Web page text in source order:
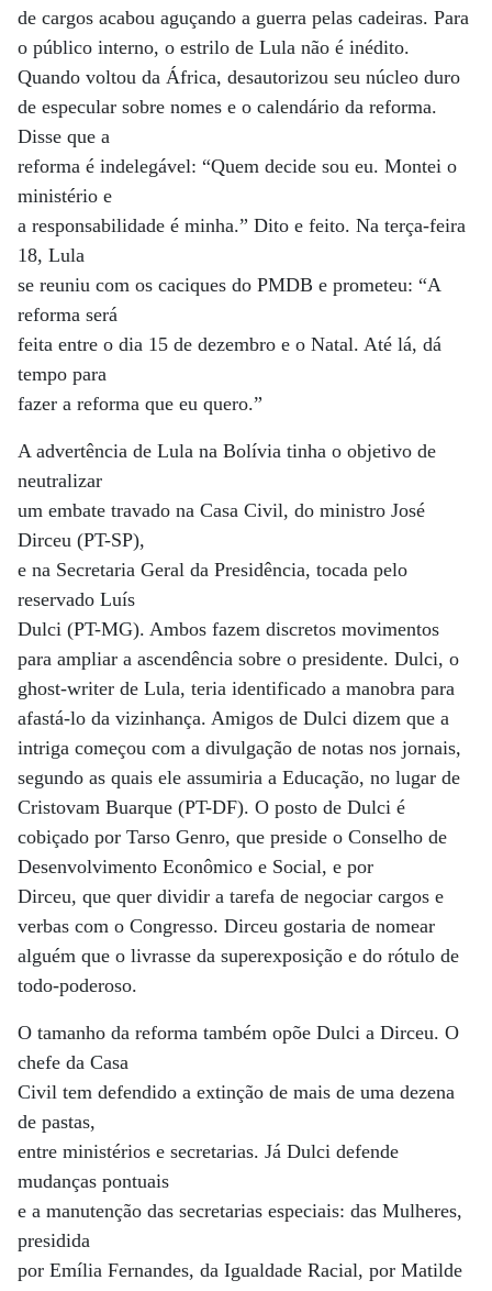
de cargos acabou aguçando a guerra pelas cadeiras. Para
o público interno, o estrilo de Lula não é inédito.
Quando voltou da África, desautorizou seu núcleo duro
de especular sobre nomes e o calendário da reforma.
Disse que a
reforma é indelegável: “Quem decide sou eu. Montei o
ministério e
a responsabilidade é minha.” Dito e feito. Na terça-feira
18, Lula
se reuniu com os caciques do PMDB e prometeu: “A
reforma será
feita entre o dia 15 de dezembro e o Natal. Até lá, dá
tempo para
fazer a reforma que eu quero.”
A advertência de Lula na Bolívia tinha o objetivo de
neutralizar
um embate travado na Casa Civil, do ministro José
Dirceu (PT-SP),
e na Secretaria Geral da Presidência, tocada pelo
reservado Luís
Dulci (PT-MG). Ambos fazem discretos movimentos
para ampliar a ascendência sobre o presidente. Dulci, o
ghost-writer de Lula, teria identificado a manobra para
afastá-lo da vizinhança. Amigos de Dulci dizem que a
intriga começou com a divulgação de notas nos jornais,
segundo as quais ele assumiria a Educação, no lugar de
Cristovam Buarque (PT-DF). O posto de Dulci é
cobiçado por Tarso Genro, que preside o Conselho de
Desenvolvimento Econômico e Social, e por
Dirceu, que quer dividir a tarefa de negociar cargos e
verbas com o Congresso. Dirceu gostaria de nomear
alguém que o livrasse da superexposição e do rótulo de
todo-poderoso.
O tamanho da reforma também opõe Dulci a Dirceu. O
chefe da Casa
Civil tem defendido a extinção de mais de uma dezena
de pastas,
entre ministérios e secretarias. Já Dulci defende
mudanças pontuais
e a manutenção das secretarias especiais: das Mulheres,
presidida
por Emília Fernandes, da Igualdade Racial, por Matilde